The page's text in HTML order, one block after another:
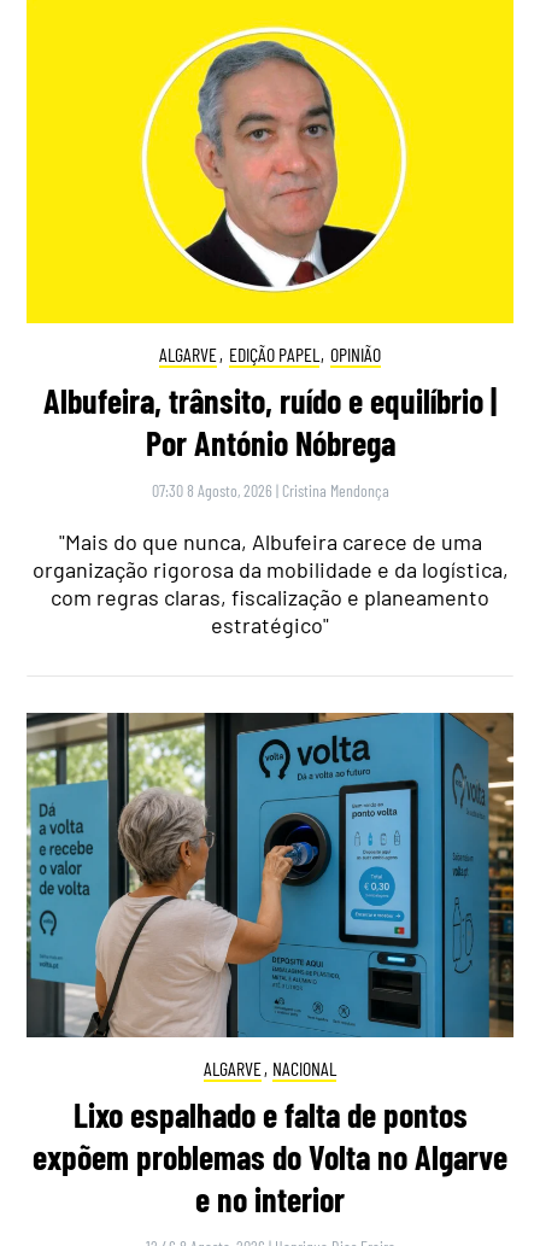
ALGARVE, EDIÇÃO PAPEL , OPINIÃO
Albufeira, trânsito, ruído e equilíbrio |
Por António Nóbrega
07:30 8 Agosto, 2026 | Cristina Mendonça
"Mais do que nunca, Albufeira carece de uma
organização rigorosa da mobilidade e da logística,
com regras claras, fiscalização e planeamento
estratégico"
ALGARVE, NACIONAL
Lixo espalhado e falta de pontos
expõem problemas do Volta no Algarve
e no interior